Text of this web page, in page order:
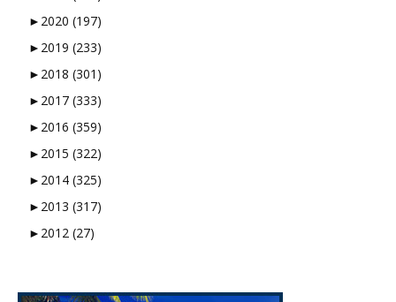
► 2020 (197)
► 2019 (233)
► 2018 (301)
► 2017 (333)
► 2016 (359)
► 2015 (322)
► 2014 (325)
► 2013 (317)
► 2012 (27)